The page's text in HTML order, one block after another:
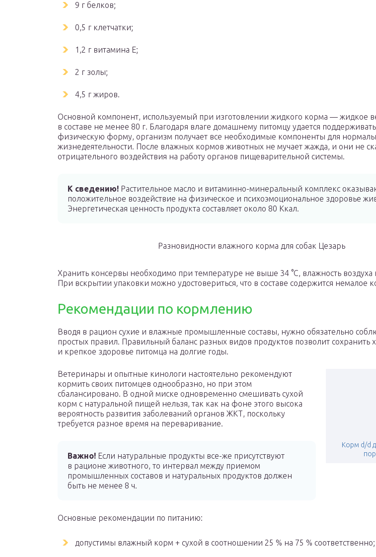
9 г белков;
0,5 г клетчатки;
1,2 г витамина Е;
2 г золы;
4,5 г жиров.
Основной компонент, используемый при изготовлении жидкого корма — жидкое
в составе не менее 80 г. Благодаря влаге домашнему питомцу удается
физическую форму, организм получает все необходимые компоненты для
жизнедеятельности. После влажных кормов животных не мучает жажда, и они не
отрицательного воздействия на работу органов пищеварительной системы.
К сведению! Растительное масло и витаминно-минеральный комплекс
положительное воздействие на физическое и психоэмоциональное здоровье
Энергетическая ценность продукта составляет около 80 Ккал.
Разновидности влажного корма для собак Цезарь
Хранить консервы необходимо при температуре не выше 34 °С, влажность воздуха
При вскрытии упаковки можно удостовериться, что в составе содержится немалое
Рекомендации по кормлению
Вводя в рацион сухие и влажные промышленные составы, нужно обязательно
простых правил. Правильный баланс разных видов продуктов позволит сохранить
и крепкое здоровье питомца на долгие годы.
Корм d/d
Ветеринары и опытные кинологи настоятельно рекомендуют
кормить своих питомцев однообразно, но при этом
сбалансировано. В одной миске одновременно смешивать сухой
корм с натуральной пищей нельзя, так как на фоне этого высока
вероятность развития заболеваний органов ЖКТ, поскольку
требуется разное время на переваривание.
Важно! Если натуральные продукты все-же присутствуют
в рационе животного, то интервал между приемом
промышленных составов и натуральных продуктов должен
быть не менее 8 ч.
Основные рекомендации по питанию:
допустимы влажный корм + сухой в соотношении 25 % на 75 % соответственно;